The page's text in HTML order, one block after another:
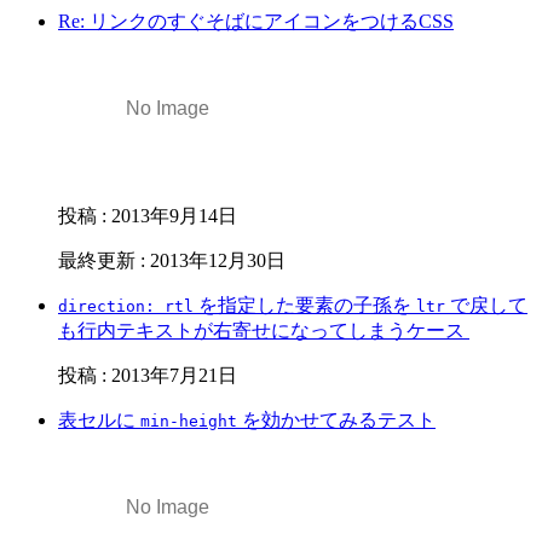
Re: リンクのすぐそばにアイコンをつけるCSS
投稿 : 2013年9月14日
最終更新 : 2013年12月30日
direction: rtl を指定した要素の子孫を ltr で戻して
も行内テキストが右寄せになってしまうケース
投稿 : 2013年7月21日
表セルに min-height を効かせてみるテスト